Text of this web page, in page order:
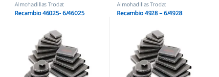
Almohadillas Trodat
Recambio 46025- 6/46025
Almohadillas Trodat
Recambio 4928 – 6/4928